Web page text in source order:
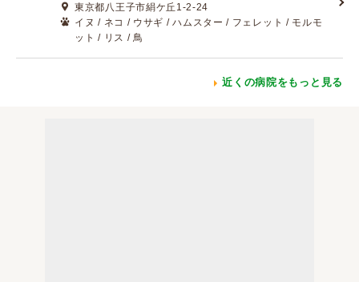
東京都八王子市絹ケ丘1-2-24
イヌ / ネコ / ウサギ / ハムスター / フェレット / モルモ
ット / リス / 鳥
近くの病院をもっと見る